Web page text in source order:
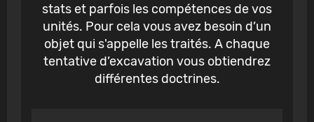
stats et parfois les compétences de vos
unités. Pour cela vous avez besoin d’un
objet qui s'appelle les traités. A chaque
tentative d’excavation vous obtiendrez
différentes doctrines.